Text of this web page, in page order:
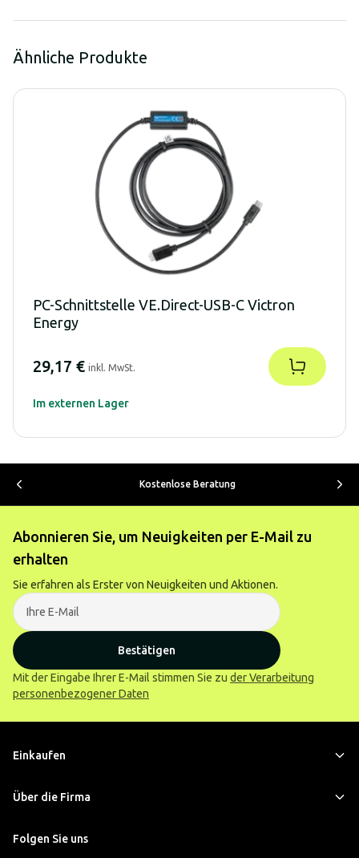
Ähnliche Produkte
PC-Schnittstelle VE.Direct-USB-C Victron
Energy
29,17 € inkl. MwSt.
Im externen Lager
Kostenlose Beratung
Abonnieren Sie, um Neuigkeiten per E-Mail zu
erhalten
Sie erfahren als Erster von Neuigkeiten und Aktionen.
Bestätigen
Mit der Eingabe Ihrer E-Mail stimmen Sie zu der Verarbeitung
personenbezogener Daten
Einkaufen
Über die Firma
Folgen Sie uns